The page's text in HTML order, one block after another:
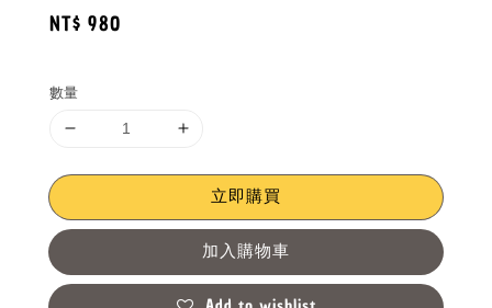
Regular
NT$ 980
數量
立即購買
加入購物車